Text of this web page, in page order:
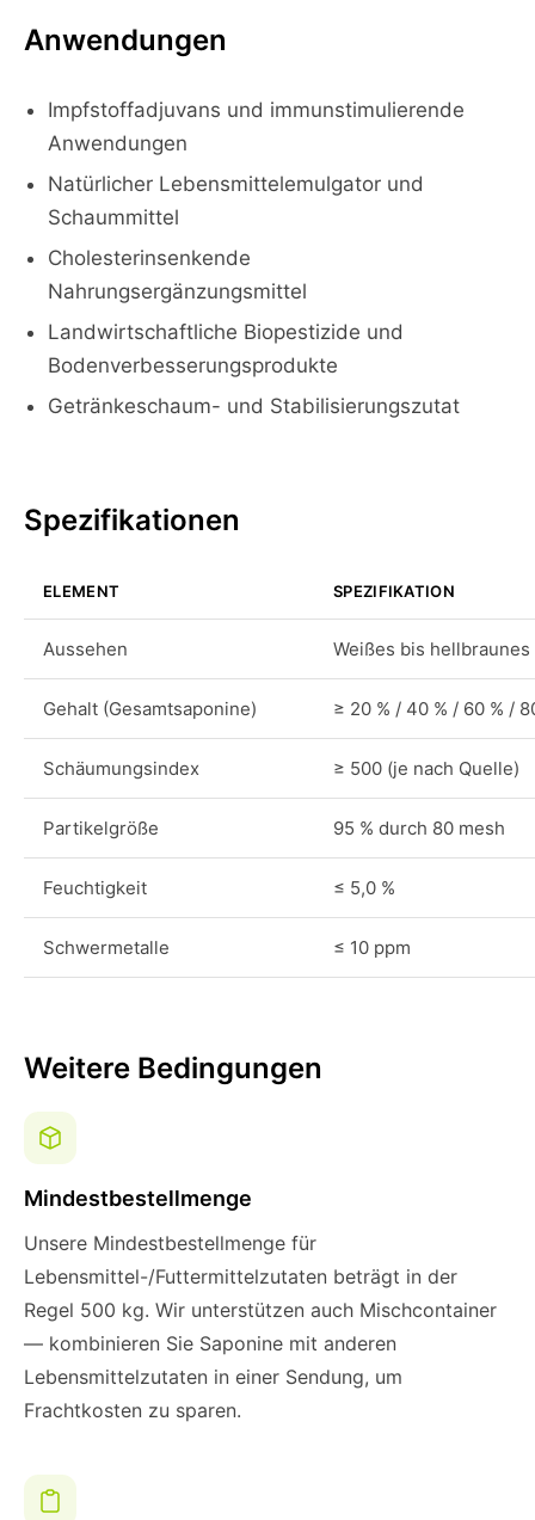
Anwendungen
Impfstoffadjuvans und immunstimulierende
Anwendungen
Natürlicher Lebensmittelemulgator und
Schaummittel
Cholesterinsenkende
Nahrungsergänzungsmittel
Landwirtschaftliche Biopestizide und
Bodenverbesserungsprodukte
Getränkeschaum- und Stabilisierungszutat
Spezifikationen
ELEMENT SPEZIFIKATION
Aussehen Weißes bis
Gehalt (Gesamtsaponine) ≥ 20 % / 40 % / 60 % /
Schäumungsindex ≥ 500 (je nach Quelle)
Partikelgröße 95 % durch 80 mesh
Feuchtigkeit ≤ 5,0 %
Schwermetalle ≤ 10 ppm
Weitere Bedingungen
Mindestbestellmenge
Unsere Mindestbestellmenge für
Lebensmittel-/Futtermittelzutaten beträgt in der
Regel 500 kg. Wir unterstützen auch Mischcontainer
— kombinieren Sie Saponine mit anderen
Lebensmittelzutaten in einer Sendung, um
Frachtkosten zu sparen.